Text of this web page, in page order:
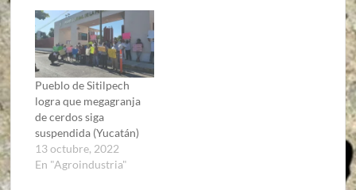
Pueblo de Sitilpech
logra que megagranja
de cerdos siga
suspendida (Yucatán)
13 octubre, 2022
En "Agroindustria"